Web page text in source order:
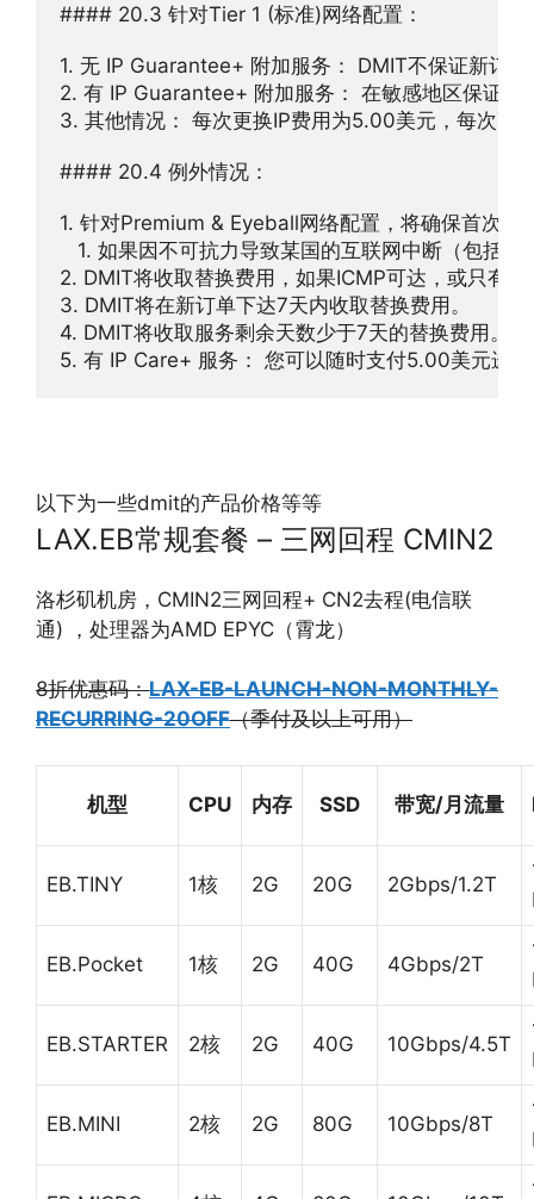
#### 20.3 针对Tier 1 (标准)网络配置：
1. 无 IP Guarantee+ 附加服务： DMIT不保证新订
2. 有 IP Guarantee+ 附加服务： 在敏感地区保证首
3. 其他情况： 每次更换IP费用为5.00美元，每次更
#### 20.4 例外情况：
1. 针对Premium & Eyeball网络配置，将确保首次连
1. 如果因不可抗力导致某国的互联网中断（包括
2. DMIT将收取替换费用，如果ICMP可达，或只有
3. DMIT将在新订单下达7天内收取替换费用。
4. DMIT将收取服务剩余天数少于7天的替换费用。
5. 有 IP Care+ 服务： 您可以随时支付5.00美元进
以下为一些dmit的产品价格等等
LAX.EB常规套餐 – 三网回程 CMIN2
洛杉矶机房，CMIN2三网回程+ CN2去程(电信联
通) ，处理器为AMD EPYC（霄龙）
8折优惠码：LAX-EB-LAUNCH-NON-MONTHLY-
RECURRING-20OFF（季付及以上可用）
机型 CPU 内存 SSD 带宽/月流量
EB.TINY 1核 2G 20G 2Gbps/1.2T
EB.Pocket 1核 2G 40G 4Gbps/2T
EB.STARTER 2核 2G 40G 10Gbps/4.5T
EB.MINI 2核 2G 80G 10Gbps/8T